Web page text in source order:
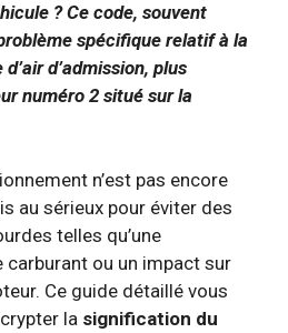
? Ce code, souvent
spécifique relatif à la
d’admission, plus
numéro 2 situé sur la
n’est pas encore
au sérieux pour éviter des
telles qu’une
ou un impact sur
Ce guide détaillé vous
la signification du